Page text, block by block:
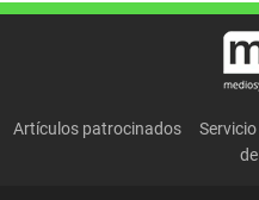
Artículos patrocinados